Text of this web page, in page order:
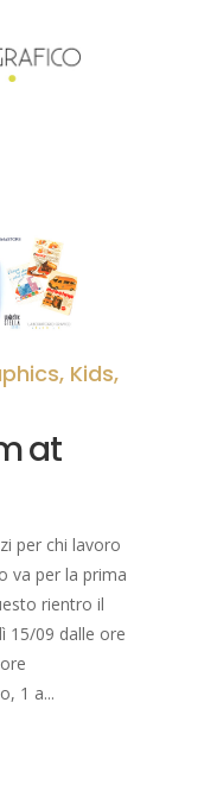
, Kids,
at
per chi lavoro
va per la prima
rientro il
15/09 dalle ore
1 a...